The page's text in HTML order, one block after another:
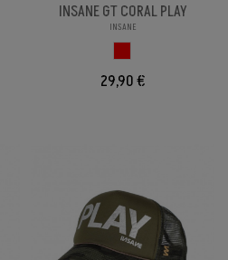
INSANE GT CORAL PLAY
INSANE
29,90 €